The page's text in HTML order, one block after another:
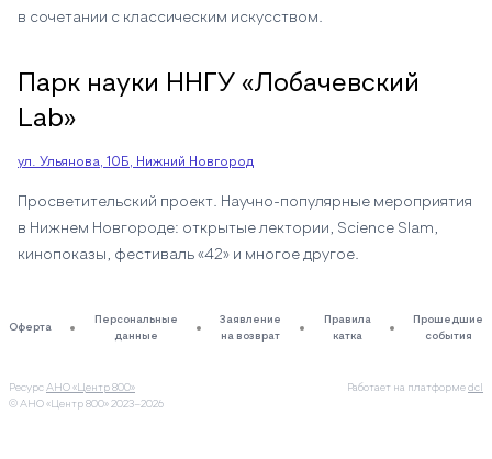
в сочетании с классическим искусством.
Парк науки ННГУ «Лобачевский
Lab»
ул. Ульянова, 10Б, Нижний Новгород
Просветительский проект. Научно-популярные мероприятия
в Нижнем Новгороде: открытые лектории, Science Slam,
кинопоказы, фестиваль «42» и многое другое.
Оферта
Персональные
данные
Заявление
на возврат
Правила
катка
Прошедшие
события
Ресурс АНО «Центр 800»
© АНО «Центр 800» 2023–2026
Работает на платформе dcl